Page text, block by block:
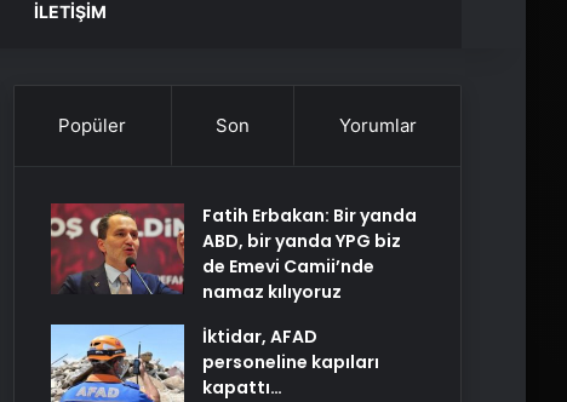
İLETIŞIM
Popüler Son Yorumlar
Fatih Erbakan: Bir yanda
ABD, bir yanda YPG biz
de Emevi Camii’nde
namaz kılıyoruz
İktidar, AFAD
personeline kapıları
kapattı…